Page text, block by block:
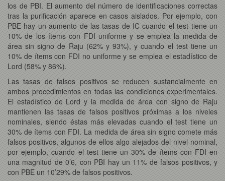
los de PBI. El aumento del número de identificaciones correctas
tras la purificación aparece en casos aislados. Por ejemplo, con
PBE hay un aumento de las tasas de IC cuando el test tiene un
10% de los ítems con FDI uniforme y se emplea la medida de
área sin signo de Raju (62% y 93%), y cuando el test tiene un
10% de ítems con FDI no uniforme y se emplea el estadístico de
Lord (58% y 86%).
Las tasas de falsos positivos se reducen sustancialmente en
ambos procedimientos en todas las condiciones experimentales.
El estadístico de Lord y la medida de área con signo de Raju
mantienen las tasas de falsos positivos próximas a los niveles
nominales, siendo éstas más elevadas cuando el test tiene un
30% de ítems con FDI. La medida de área sin signo comete más
falsos positivos, algunos de ellos algo alejados del nivel nominal,
por ejemplo, cuando el test tiene un 30% de ítems con FDI en
una magnitud de 0’6, con PBI hay un 11% de falsos positivos, y
con PBE un 10’29% de falsos positivos.